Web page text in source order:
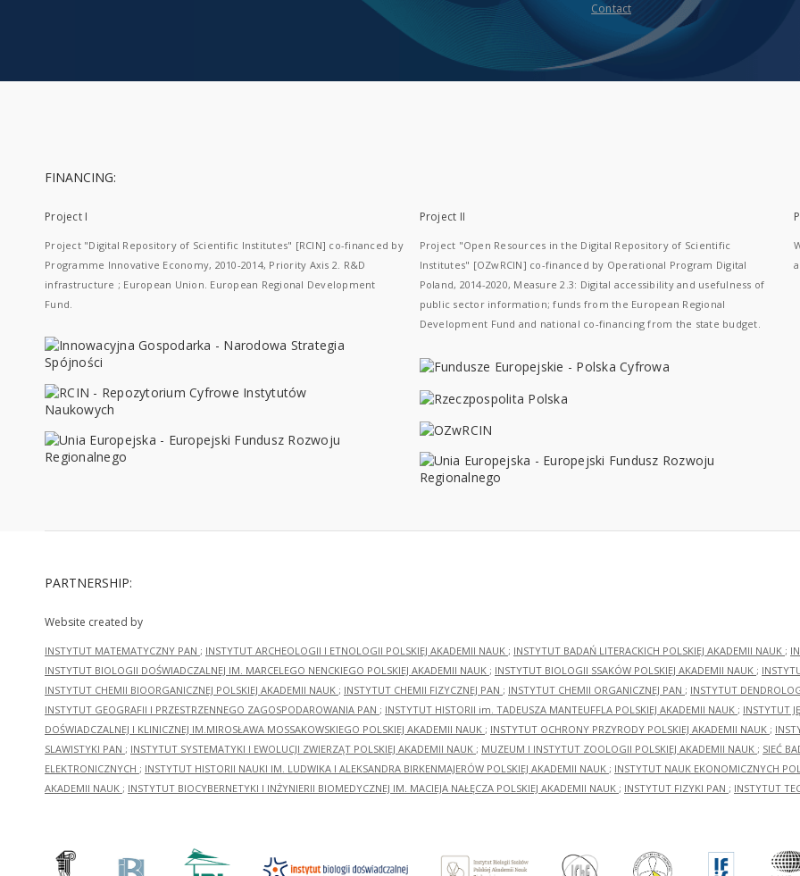
Contact
FINANCING:
Project I
Project "Digital Repository of Scientific Institutes" [RCIN] co-financed by
Programme Innovative Economy, 2010-2014, Priority Axis 2. R&D
infrastructure ; European Union. European Regional Development
Fund.
Project II
Project "Open Resources in the Digital Repository of Scientific
Institutes" [OZwRCIN] co-financed by Operational Program Digital
Poland, 2014-2020, Measure 2.3: Digital accessibility and usefulness of
public sector information; funds from the European Regional
Development Fund and national co-financing from the state budget.
PARTNERSHIP:
Website created by
INSTYTUT MATEMATYCZNY PAN ; INSTYTUT ARCHEOLOGII I ETNOLOGII POLSKIEJ AKADEMII NAUK ; INSTYTUT BADAŃ LITERACKICH POLSKIEJ AKADEMII NAUK ;
INSTYTUT BIOLOGII DOŚWIADCZALNEJ IM. MARCELEGO NENCKIEGO POLSKIEJ AKADEMII NAUK ; INSTYTUT BIOLOGII SSAKÓW POLSKIEJ AKADEMII NAUK ;
INSTYTUT CHEMII BIOORGANICZNEJ POLSKIEJ AKADEMII NAUK ; INSTYTUT CHEMII FIZYCZNEJ PAN ; INSTYTUT CHEMII ORGANICZNEJ PAN ; INSTYTUT
INSTYTUT GEOGRAFII I PRZESTRZENNEGO ZAGOSPODAROWANIA PAN ; INSTYTUT HISTORII im. TADEUSZA MANTEUFFLA POLSKIEJ AKADEMII NAUK ; INSTYTUT
DOŚWIADCZALNEJ I KLINICZNEJ IM.MIROSŁAWA MOSSAKOWSKIEGO POLSKIEJ AKADEMII NAUK ; INSTYTUT OCHRONY PRZYRODY POLSKIEJ AKADEMII NAUK ;
SLAWISTYKI PAN ; INSTYTUT SYSTEMATYKI I EWOLUCJI ZWIERZĄT POLSKIEJ AKADEMII NAUK ; MUZEUM I INSTYTUT ZOOLOGII POLSKIEJ AKADEMII NAUK ; SIEĆ
ELEKTRONICZNYCH ; INSTYTUT HISTORII NAUKI IM. LUDWIKA I ALEKSANDRA BIRKENMAJERÓW POLSKIEJ AKADEMII NAUK ; INSTYTUT NAUK EKONOMICZNYCH
AKADEMII NAUK ; INSTYTUT BIOCYBERNETYKI I INŻYNIERII BIOMEDYCZNEJ IM. MACIEJA NAŁĘCZA POLSKIEJ AKADEMII NAUK ; INSTYTUT FIZYKI PAN ; INSTYTUT